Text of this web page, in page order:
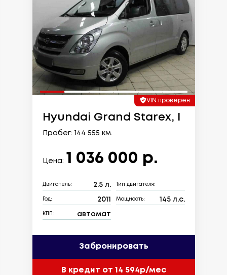
VIN проверен
Hyundai Grand Starex, I
Пробег: 144 555 км.
Цена: 1 036 000 р.
Двигатель: 2.5 л. Тип двигателя:
Год: 2011 Мощность: 145 л.с.
КПП: автомат
Забронировать
В кредит от 14 594р/мес